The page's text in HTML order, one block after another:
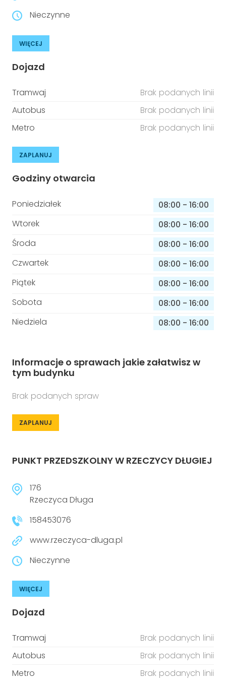
Nieczynne
WIĘCEJ
Dojazd
Tramwaj
Brak podanych linii
Autobus
Brak podanych linii
Metro
Brak podanych linii
ZAPLANUJ
Godziny otwarcia
Poniedziałek 08:00 - 16:00
Wtorek
08:00 - 16:00
Środa
08:00 - 16:00
Czwartek
08:00 - 16:00
Piątek
08:00 - 16:00
Sobota
08:00 - 16:00
Niedziela
08:00 - 16:00
Informacje o sprawach jakie załatwisz w
tym budynku
Brak podanych spraw
ZAPLANUJ
PUNKT PRZEDSZKOLNY W RZECZYCY DŁUGIEJ
176
Rzeczyca Długa
158453076
www.rzeczyca-dluga.pl
Nieczynne
WIĘCEJ
Dojazd
Tramwaj
Brak podanych linii
Autobus
Brak podanych linii
Metro
Brak podanych linii